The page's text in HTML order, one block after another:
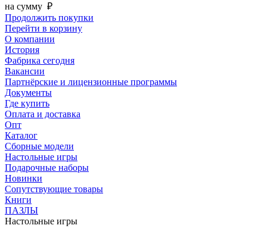
на сумму ₽
Продолжить покупки
Перейти в корзину
О компании
История
Фабрика сегодня
Вакансии
Партнёрские и лицензионные программы
Документы
Где купить
Оплата и доставка
Опт
Каталог
Сборные модели
Настольные игры
Подарочные наборы
Новинки
Сопутствующие товары
Книги
ПАЗЛЫ
Настольные игры